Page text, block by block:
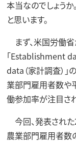
本当なのでしょうか
と思います。
まず、米国労働
「Establishment
data（家計調査）
業部門雇用者数や
働参加率が注目さ
今回、発表され
農業部門雇用者数